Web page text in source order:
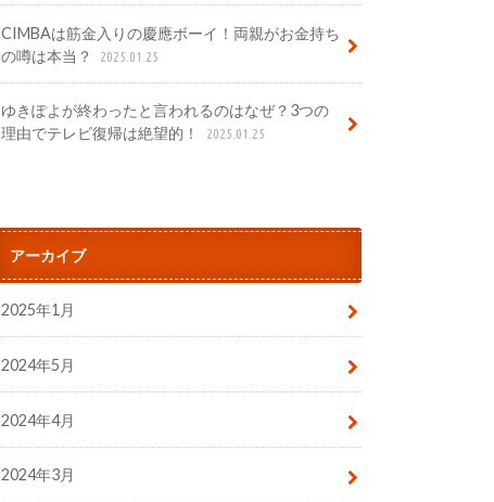
CIMBAは筋金入りの慶應ボーイ！両親がお金持ち
の噂は本当？
2025.01.25
ゆきぽよが終わったと言われるのはなぜ？3つの
理由でテレビ復帰は絶望的！
2025.01.25
アーカイブ
2025年1月
2024年5月
2024年4月
2024年3月